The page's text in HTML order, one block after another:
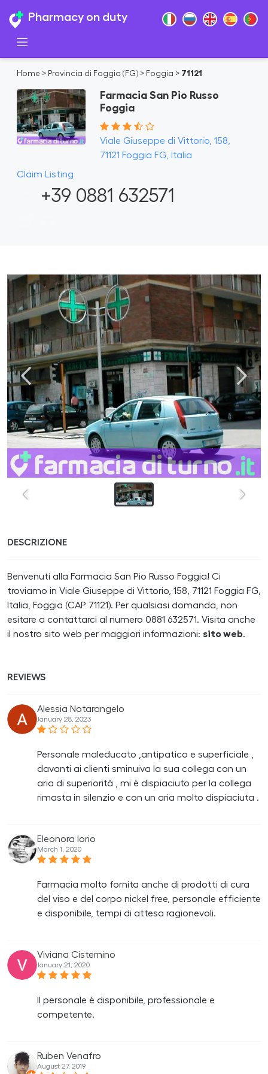
Pharmacy on duty
Home > Provincia di Foggia (FG) > Foggia > 71121
Farmacia San Pio Russo
Foggia
Viale Giuseppe di Vittorio, 158,
71121 Foggia FG, Italia
Claim Listing
+39 0881 632571
DESCRIZIONE
Benvenuti alla Farmacia San Pio Russo Foggia! Ci
troviamo in Viale Giuseppe di Vittorio, 158, 71121 Foggia FG,
Italia, Foggia (CAP 71121). Per qualsiasi domanda, non
esitare a contattarci al numero 0881 632571. Visita anche
il nostro sito web per maggiori informazioni: sito web.
REVIEWS
Alessia Notarangelo
January 28, 2023
Personale maleducato ,antipatico e superficiale ,
davanti ai clienti sminuiva la sua collega con un
aria di superiorità , mi è dispiaciuto per la collega
rimasta in silenzio e con un aria molto dispiaciuta .
Eleonora Iorio
March 1, 2020
Farmacia molto fornita anche di prodotti di cura
del viso e del corpo nickel free, personale efficiente
e disponibile, tempi di attesa ragionevoli.
Viviana Cisternino
January 21, 2020
Il personale è disponibile, professionale e
competente.
Ruben Venafro
August 27, 2019